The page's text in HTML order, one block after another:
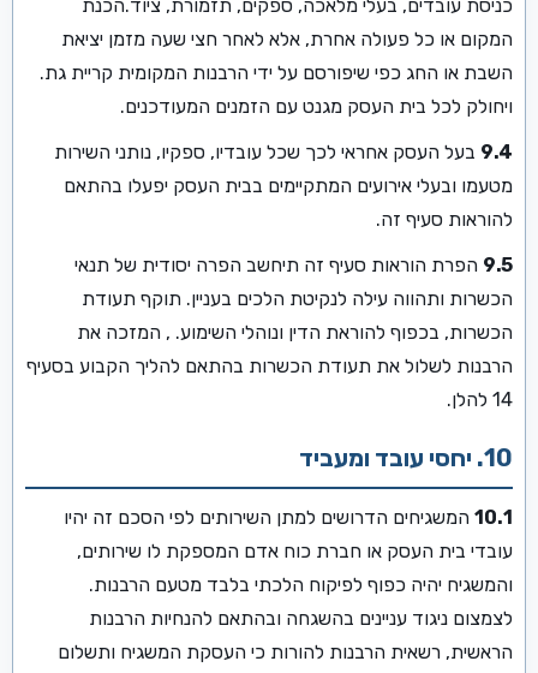
כניסת עובדים, בעלי מלאכה, ספקים, תזמורת, ציוד.הכנת
המקום או כל פעולה אחרת, אלא לאחר חצי שעה מזמן יציאת
השבת או החג כפי שיפורסם על ידי הרבנות המקומית קריית גת.
ויחולק לכל בית העסק מגנט עם הזמנים המעודכנים.
9.4 בעל העסק אחראי לכך שכל עובדיו, ספקיו, נותני השירות
מטעמו ובעלי אירועים המתקיימים בבית העסק יפעלו בהתאם
להוראות סעיף זה.
9.5 הפרת הוראות סעיף זה תיחשב הפרה יסודית של תנאי
הכשרות ותהווה עילה לנקיטת הלכים בעניין. תוקף תעודת
הכשרות, בכפוף להוראת הדין ונוהלי השימוע. , המזכה את
הרבנות לשלול את תעודת הכשרות בהתאם להליך הקבוע בסעיף
14 להלן.
10. יחסי עובד ומעביד
10.1 המשגיחים הדרושים למתן השירותים לפי הסכם זה יהיו
עובדי בית העסק או חברת כוח אדם המספקת לו שירותים,
והמשגיח יהיה כפוף לפיקוח הלכתי בלבד מטעם הרבנות.
לצמצום ניגוד עניינים בהשגחה ובהתאם להנחיות הרבנות
הראשית, רשאית הרבנות להורות כי העסקת המשגיח ותשלום